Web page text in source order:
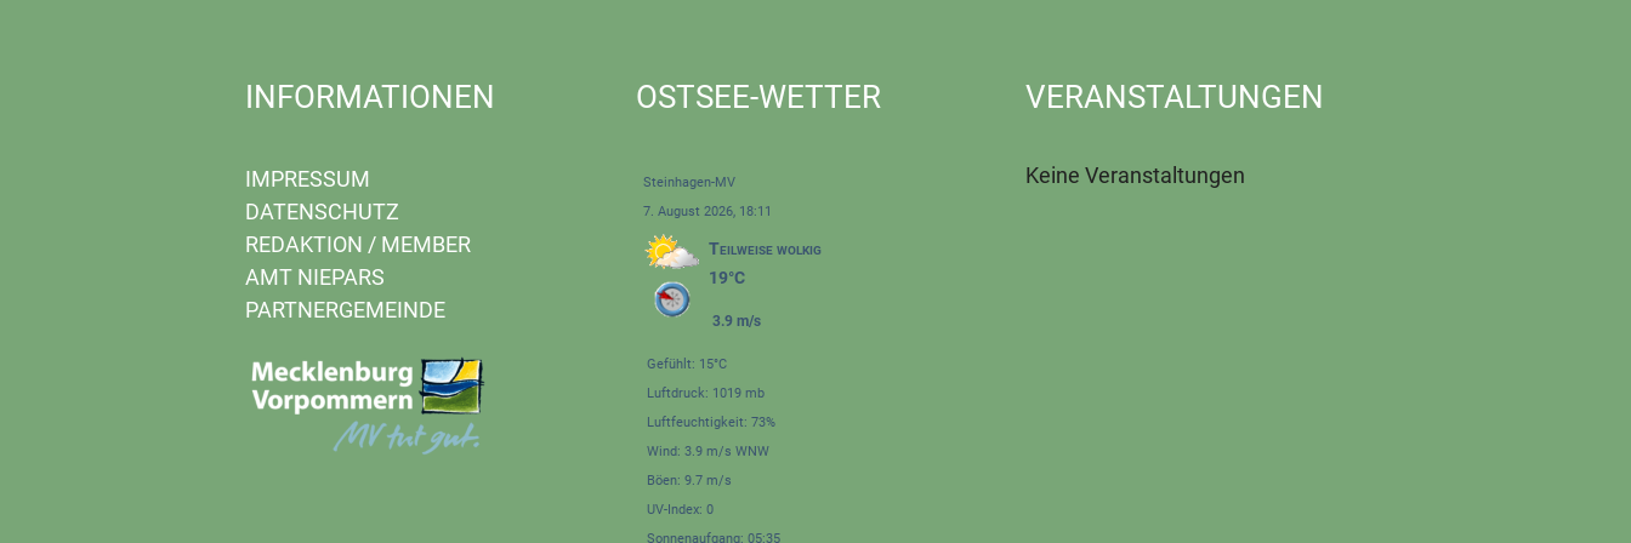
INFORMATIONEN
IMPRESSUM
DATENSCHUTZ
REDAKTION / MEMBER
AMT NIEPARS
PARTNERGEMEINDE
OSTSEE-WETTER
Steinhagen-MV
7. August 2026, 18:11
Teilweise wolkig
19°C
3.9 m/s
Gefühlt: 15°C
Luftdruck: 1019 mb
Luftfeuchtigkeit: 73%
Wind: 3.9 m/s WNW
Böen: 9.7 m/s
UV-Index: 0
Sonnenaufgang: 05:35
VERANSTALTUNGEN
Keine Veranstaltungen